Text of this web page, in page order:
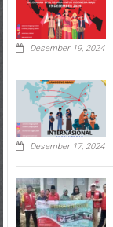
Desember 19, 2024
Desember 17, 2024